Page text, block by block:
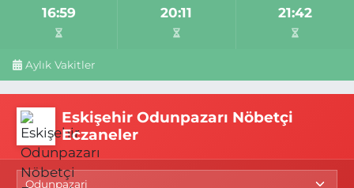
16:59 20:11 21:42
Aylık Vakitler
Eskişehir Odunpazarı Nöbetçi
Eczaneler